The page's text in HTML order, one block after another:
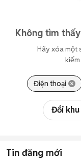
Không tìm
Hãy xóa một
Điện thoại
Đổi
Tin đăng mới